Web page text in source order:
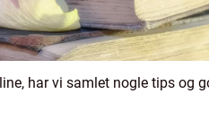
har vi samlet nogle tips og